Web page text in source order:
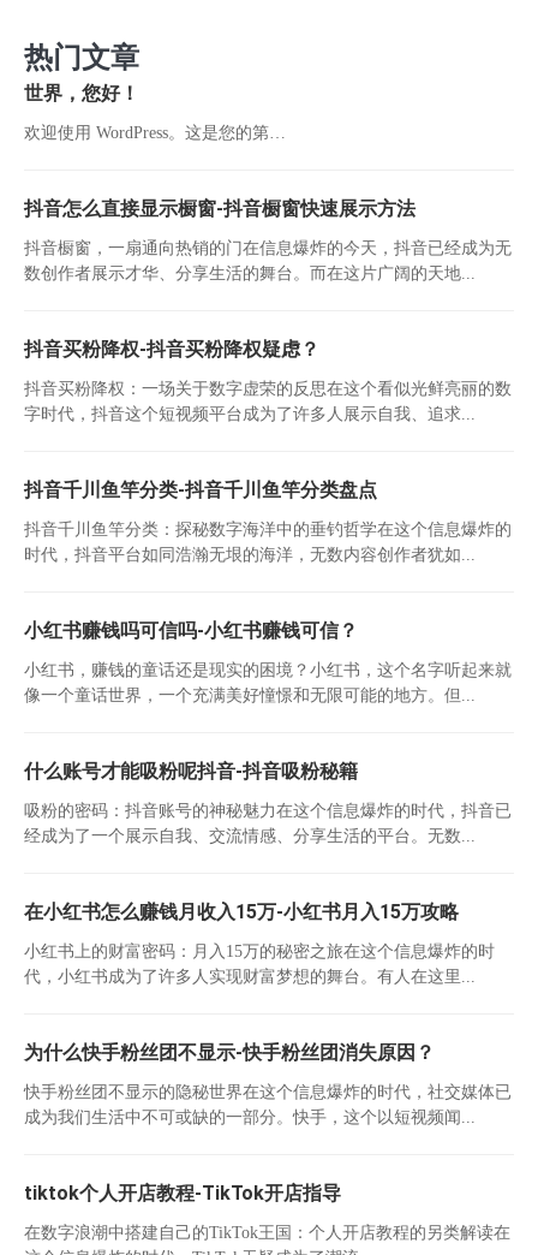
热门文章
世界，您好！
欢迎使用 WordPress。这是您的第…
抖音怎么直接显示橱窗-抖音橱窗快速展示方法
抖音橱窗，一扇通向热销的门在信息爆炸的今天，抖音已经成为无
数创作者展示才华、分享生活的舞台。而在这片广阔的天地...
抖音买粉降权-抖音买粉降权疑虑？
抖音买粉降权：一场关于数字虚荣的反思在这个看似光鲜亮丽的数
字时代，抖音这个短视频平台成为了许多人展示自我、追求...
抖音千川鱼竿分类-抖音千川鱼竿分类盘点
抖音千川鱼竿分类：探秘数字海洋中的垂钓哲学在这个信息爆炸的
时代，抖音平台如同浩瀚无垠的海洋，无数内容创作者犹如...
小红书赚钱吗可信吗-小红书赚钱可信？
小红书，赚钱的童话还是现实的困境？小红书，这个名字听起来就
像一个童话世界，一个充满美好憧憬和无限可能的地方。但...
什么账号才能吸粉呢抖音-抖音吸粉秘籍
吸粉的密码：抖音账号的神秘魅力在这个信息爆炸的时代，抖音已
经成为了一个展示自我、交流情感、分享生活的平台。无数...
在小红书怎么赚钱月收入15万-小红书月入15万攻略
小红书上的财富密码：月入15万的秘密之旅在这个信息爆炸的时
代，小红书成为了许多人实现财富梦想的舞台。有人在这里...
为什么快手粉丝团不显示-快手粉丝团消失原因？
快手粉丝团不显示的隐秘世界在这个信息爆炸的时代，社交媒体已
成为我们生活中不可或缺的一部分。快手，这个以短视频闻...
tiktok个人开店教程-TikTok开店指导
在数字浪潮中搭建自己的TikTok王国：个人开店教程的另类解读在